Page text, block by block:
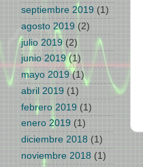
septiembre 2019 (1)
agosto 2019 (2)
julio 2019 (2)
junio 2019(1)
mayo 2019(1)
abril 2019 (1)
febrero 2019 (1)
enero 2019 (1)
diciembre 2018 (1)
noviembre 2018 (1)